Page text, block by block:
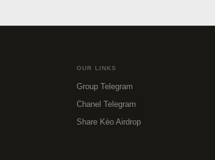
OUR LINKS
Group Telegram
Chanel Telegram
Share Kèo Airdrop